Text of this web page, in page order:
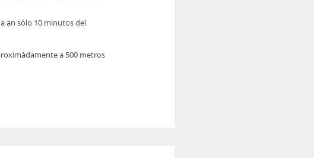
an sólo 10 minutos del
a 500 metros